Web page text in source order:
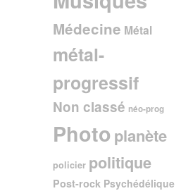
Médecine Métal
métal-
progressif
Non classé néo-prog
Photo planète
policier politique
Post-rock Psychédélique